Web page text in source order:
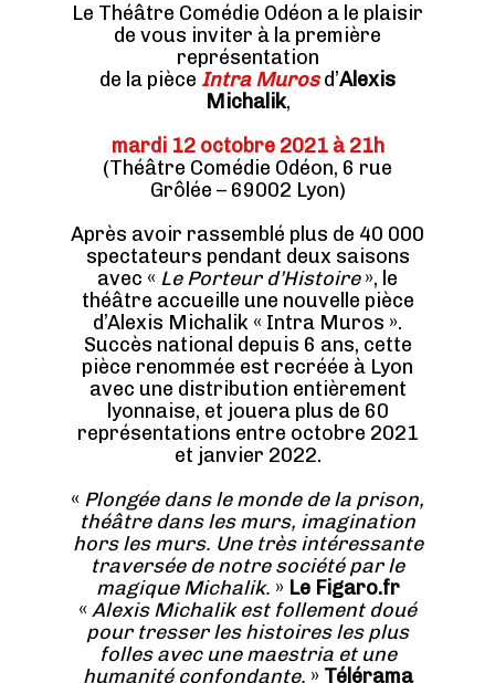
Le Théâtre Comédie Odéon a le plaisir
de vous inviter à la première
représentation
de la pièce Intra Murosd’Alexis
Michalik,
mardi 12 octobre 2021 à 21h
(Théâtre Comédie Odéon, 6 rue
Grôlée – 69002 Lyon)
Après avoir rassemblé plus de 40 000
spectateurs pendant deux saisons
avec « Le Porteur d’Histoire», le
théâtre accueille une nouvelle pièce
d’Alexis Michalik « Intra Muros ».
Succès national depuis 6 ans, cette
pièce renommée est recréée à Lyon
avec une distribution entièrement
lyonnaise, et jouera plus de 60
représentations entre octobre 2021
et janvier 2022.
« Plongée dans le monde de la prison,
théâtre dans les murs, imagination
hors les murs. Une très intéressante
traversée de notre société par le
magique Michalik. » Le Figaro.fr
« Alexis Michalik est follement doué
pour tresser les histoires les plus
folles avec une maestria et une
humanité confondante. » Télérama